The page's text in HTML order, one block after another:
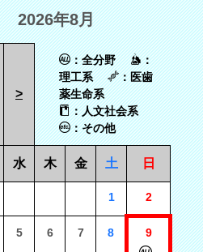
2026年8月
>
：全分野
：
理工系
：医歯
薬生命系
：人文社会系
：その他
水 木 金 土 日
1 2
5 6 7 8 9